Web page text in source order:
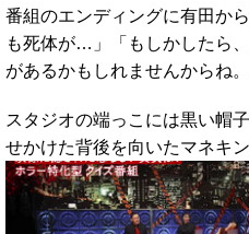
番組のエンディングに有田か
も死体が…」「もしかしたら
があるかもしれませんからね
スタジオの端っこには黒い帽
せかけた背後を向いたマネキン